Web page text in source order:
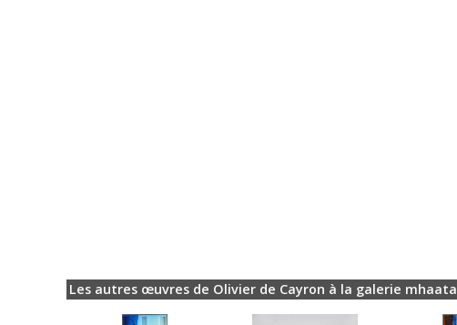
Les autres œuvres de Olivier de Cayron à la galerie mhaata